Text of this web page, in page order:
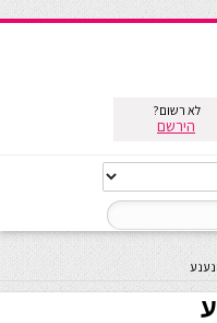
לא רשום?
הירשם